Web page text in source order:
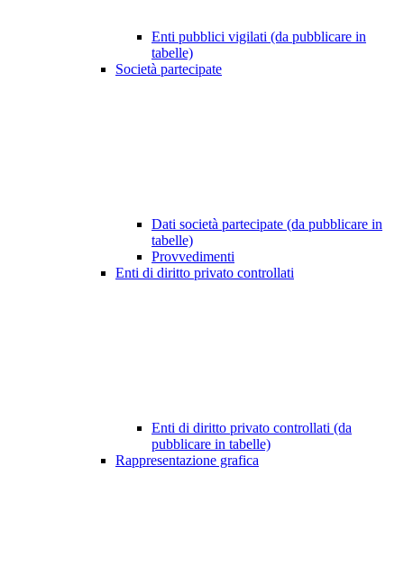
Enti pubblici vigilati (da pubblicare in
tabelle)
Società partecipate
Dati società partecipate (da pubblicare in
tabelle)
Provvedimenti
Enti di diritto privato controllati
Enti di diritto privato controllati (da
pubblicare in tabelle)
Rappresentazione grafica